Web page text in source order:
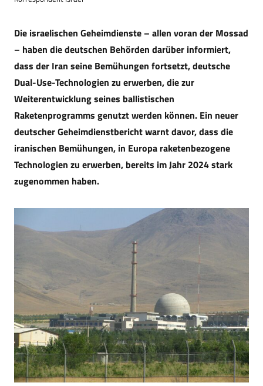
Die israelischen Geheimdienste – allen voran der Mossad
– haben die deutschen Behörden darüber informiert,
dass der Iran seine Bemühungen fortsetzt, deutsche
Dual-Use-Technologien zu erwerben, die zur
Weiterentwicklung seines ballistischen
Raketenprogramms genutzt werden können. Ein neuer
deutscher Geheimdienstbericht warnt davor, dass die
iranischen Bemühungen, in Europa raketenbezogene
Technologien zu erwerben, bereits im Jahr 2024 stark
zugenommen haben.